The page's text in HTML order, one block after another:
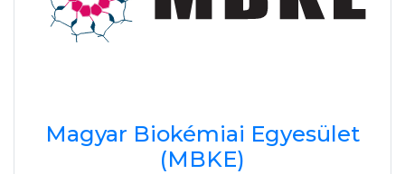
Magyar Biokémiai Egyesület
(MBKE)